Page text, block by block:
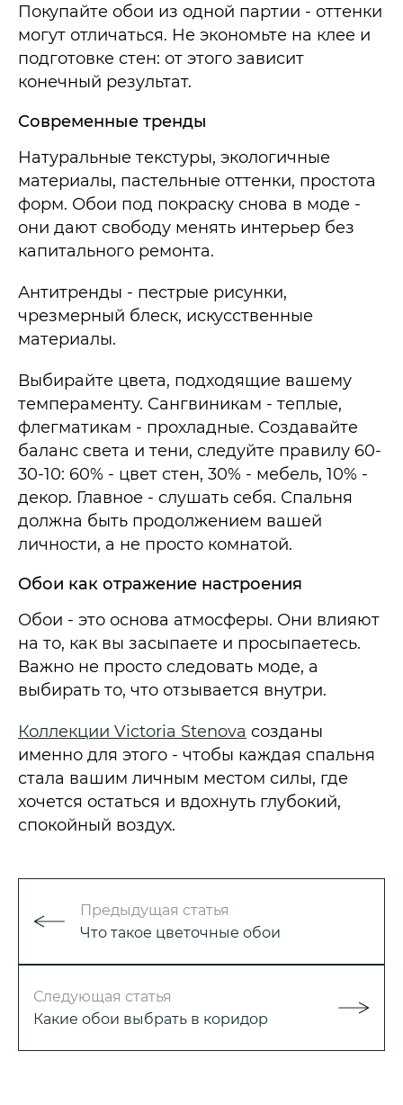
Покупайте обои из одной партии - оттенки
могут отличаться. Не экономьте на клее и
подготовке стен: от этого зависит
конечный результат.
Современные тренды
Натуральные текстуры, экологичные
материалы, пастельные оттенки, простота
форм. Обои под покраску снова в моде -
они дают свободу менять интерьер без
капитального ремонта.
Антитренды - пестрые рисунки,
чрезмерный блеск, искусственные
материалы.
Выбирайте цвета, подходящие вашему
темпераменту. Сангвиникам - теплые,
флегматикам - прохладные. Создавайте
баланс света и тени, следуйте правилу 60-
30-10: 60% - цвет стен, 30% - мебель, 10% -
декор. Главное - слушать себя. Спальня
должна быть продолжением вашей
личности, а не просто комнатой.
Обои как отражение настроения
Обои - это основа атмосферы. Они влияют
на то, как вы засыпаете и просыпаетесь.
Важно не просто следовать моде, а
выбирать то, что отзывается внутри.
Коллекции Victoria Stenova созданы
именно для этого - чтобы каждая спальня
стала вашим личным местом силы, где
хочется остаться и вдохнуть глубокий,
спокойный воздух.
Предыдущая статья
Что такое цветочные обои
Следующая статья
Какие обои выбрать в коридор